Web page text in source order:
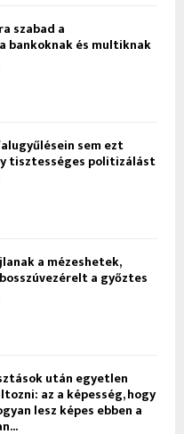
szabad a
bankoknak és multiknak
sem ezt
tisztességes politizálást
a mézeshetek,
a győztes
után egyetlen
az a képesség, hogy
lesz képes ebben a